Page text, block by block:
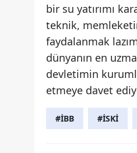
bir su yatırımı
teknik,
faydalanmak
dünyanın en
devletimin
etmeye davet
#İBB #İSKİ